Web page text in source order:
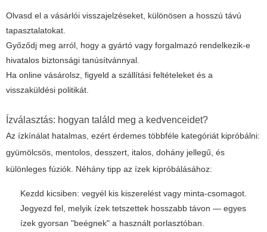
Olvasd el a vásárlói visszajelzéseket, különösen a hosszú távú
tapasztalatokat.
Győződj meg arról, hogy a gyártó vagy forgalmazó rendelkezik-e
hivatalos biztonsági tanúsítvánnyal.
Ha online vásárolsz, figyeld a szállítási feltételeket és a
visszaküldési politikát.
Ízválasztás: hogyan találd meg a kedvenceidet?
Az ízkínálat hatalmas, ezért érdemes többféle kategóriát kipróbálni:
gyümölcsös, mentolos, desszert, italos, dohány jellegű, és
különleges fúziók. Néhány tipp az ízek kipróbálásához:
Kezdd kicsiben: vegyél kis kiszerelést vagy minta-csomagot.
Jegyezd fel, melyik ízek tetszettek hosszabb távon — egyes
ízek gyorsan "beégnek" a használt porlasztóban.